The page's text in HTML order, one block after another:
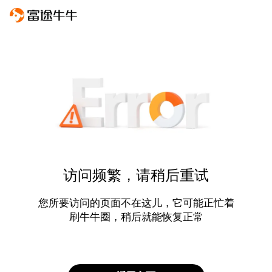
访问频繁，请稍后重试
您所要访问的页面不在这儿，它可能正忙着
刷牛牛圈，稍后就能恢复正常